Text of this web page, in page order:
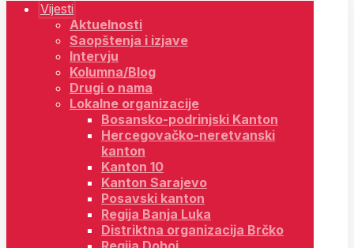
Vijesti
Aktuelnosti
Saopštenja i izjave
Intervju
Kolumna/Blog
Drugi o nama
Lokalne organizacije
Bosansko-podrinjski Kanton
Hercegovačko-neretvanski
kanton
Kanton 10
Kanton Sarajevo
Posavski kanton
Regija Banja Luka
Distriktna organizacija Brčko